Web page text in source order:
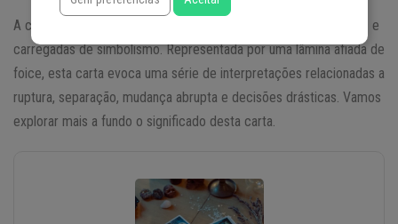
A carta da Foice no Baralho Cigano é uma das mais impactantes e
carregadas de simbolismo. Representada por uma lâmina afiada de
foice, esta carta evoca uma série de interpretações relacionadas a
ruptura, separação, mudança abrupta e decisões drásticas. Vamos
explorar mais a fundo o significado desta carta.